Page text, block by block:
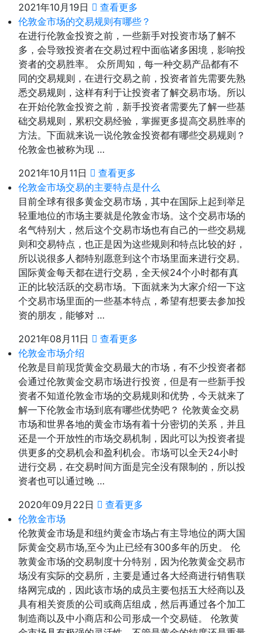
2021年10月19日
查看更多
伦敦金市场的交易规则有哪些？
在进行伦敦金投资之前，一些新手对投资市场了解不
多，会导致投资者在交易过程中面临诸多困境，影响投
资者的交易胜率。 众所周知，每一种交易产品都有不
同的交易规则，在进行交易之前，投资者首先需要先熟
悉交易规则，这样有利于让投资者了解交易市场。所以
在开始伦敦金投资之前，新手投资者需要先了解一些基
础交易规则，累积交易经验，掌握更多提高交易胜率的
方法。下面就来说一说伦敦金投资都有哪些交易规则？
伦敦金也被称为现 …
2021年10月11日
查看更多
伦敦金市场交易的主要特点是什么
目前全球有很多黄金交易市场，其中在国际上起到举足
轻重地位的市场主要就是伦敦金市场。这个交易市场的
名气特别大，然后这个交易市场也有自己的一些交易规
则和交易特点，也正是因为这些规则和特点比较的好，
所以说很多人都特别愿意到这个市场里面来进行交易。
国际黄金每天都在进行交易，全天候24个小时都有真
正的比较活跃的交易市场。下面就来为大家介绍一下这
个交易市场里面的一些基本特点，希望有想要去参加投
资的朋友，能够对 …
2021年08月11日
查看更多
伦敦金市场介绍
伦敦是目前现货黄金交易最大的市场，有不少投资者都
会通过伦敦黄金交易市场进行投资，但是有一些新手投
资者不知道伦敦金市场的交易规则和优势，今天就来了
解一下伦敦金市场到底有哪些优势吧？ 伦敦黄金交易
市场和世界各地的黄金市场有着十分密切的关系，并且
还是一个开放性的市场交易机制，因此可以为投资者提
供更多的交易机会和盈利机会。市场可以全天24小时
进行交易，在交易时间方面是完全没有限制的，所以投
资者也可以通过晚 …
2020年09月22日
查看更多
伦敦金市场
伦敦黄金市场是和纽约黄金市场占有主导地位的两大国
际黄金交易市场,至今为止已经有300多年的历史。 伦
敦黄金市场的交易制度十分特别，因为伦敦黄金交易市
场没有实际的交易所，主要是通过各大经商进行销售联
络网完成的，因此该市场的成员主要包括五大经商以及
具有相关资质的公司或商店组成，然后再通过各个加工
制造商以及中小商店和公司形成一个交易链。 伦敦黄